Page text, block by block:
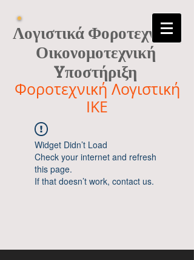
Λογιστικά Φοροτεχνικά
Οικονομοτεχνική
Yποστήριξη
Φοροτεχνική Λογιστική
ΙΚΕ
Widget Didn’t Load
Check your internet and refresh
this page.
If that doesn’t work, contact us.